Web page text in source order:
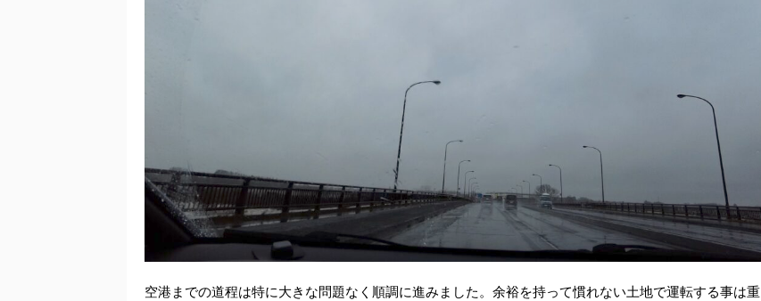
空港までの道程は特に大きな問題なく順調に進みました。余裕を持って慣れない土地で運転する事は重